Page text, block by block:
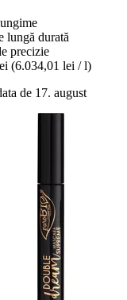
lungă durată
precizie
(6.034,01 lei / l)
de 17. august